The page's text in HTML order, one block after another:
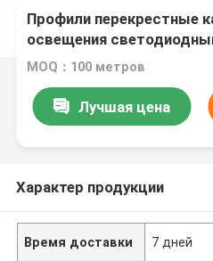
Профили перекрестные
освещения
профиль
MOQ：100 метров
Лучшая цена
Характер продукции
Время доставки 7 дней